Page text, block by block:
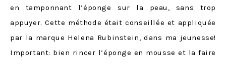
en tamponnant l’éponge sur la peau, sans trop
appuyer. Cette méthode était conseillée et appliquée
par la marque Helena Rubinstein, dans ma jeunesse!
Important: bien rincer l’éponge en mousse et la faire